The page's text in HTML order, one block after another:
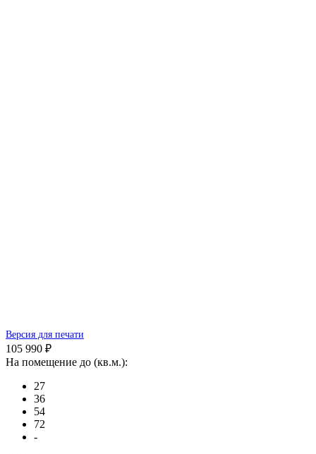
Версия для печати
105 990 ₽
На помещение до (кв.м.):
27
36
54
72
-